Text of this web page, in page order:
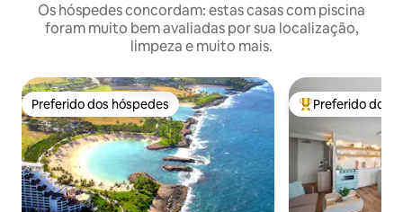
Os hóspedes concordam: estas casas com piscina
foram muito bem avaliadas por sua localização,
limpeza e muito mais.
Preferido dos hóspedes
Preferido dos hóspedes Entre os
Preferido dos